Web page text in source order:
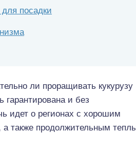
посадки
ли проращивать кукурузу
гарантирована и без
идет о регионах с хорошим
также продолжительным